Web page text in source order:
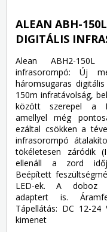
ALEAN ABH-
DIGITÁLIS
Alean ABH2-150L
infrasorompó: Új
háromsugaras
150m infratávolság,
között szerepel a
amellyel még
ezáltal csökken a
infrasorompó
tökéletesen záródik
ellenáll a zord
Beépített
LED-ek. A doboz
adaptert is.
Tápellátás: DC 12-
kimenet